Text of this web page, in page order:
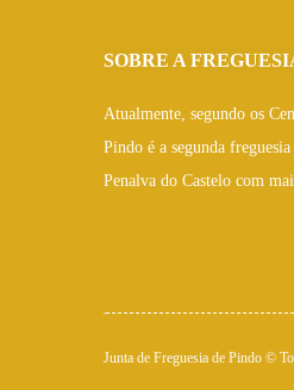
SOBRE A
Atualmente, segundo os
Pindo é a segunda
Penalva do Castelo com
Junta de Freguesia de Pindo ©